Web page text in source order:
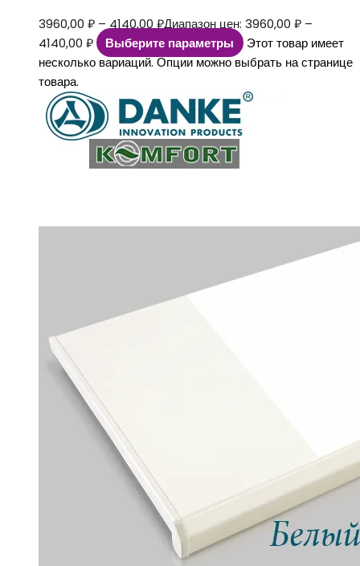
3960,00 ₽ – 4140,00 ₽Диапазон цен: 3960,00 ₽ –
4140,00 ₽
Выберите параметры
Этот товар имеет
несколько вариаций. Опции можно выбрать на странице
товара.